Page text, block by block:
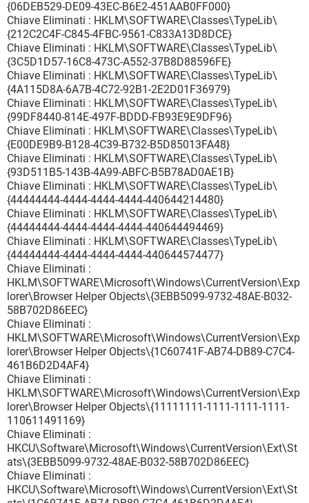
{06DEB529-DE09-43EC-B6E2-451AAB0FF000}
Chiave Eliminati : HKLM\SOFTWARE\Classes\TypeLib\
{212C2C4F-C845-4FBC-9561-C833A13D8DCE}
Chiave Eliminati : HKLM\SOFTWARE\Classes\TypeLib\
{3C5D1D57-16C8-473C-A552-37B8D88596FE}
Chiave Eliminati : HKLM\SOFTWARE\Classes\TypeLib\
{4A115D8A-6A7B-4C72-92B1-2E2D01F36979}
Chiave Eliminati : HKLM\SOFTWARE\Classes\TypeLib\
{99DF8440-814E-497F-BDDD-FB93E9E9DF96}
Chiave Eliminati : HKLM\SOFTWARE\Classes\TypeLib\
{E00DE9B9-B128-4C39-B732-B5D85013FA48}
Chiave Eliminati : HKLM\SOFTWARE\Classes\TypeLib\
{93D511B5-143B-4A99-ABFC-B5B78AD0AE1B}
Chiave Eliminati : HKLM\SOFTWARE\Classes\TypeLib\
{44444444-4444-4444-4444-440644214480}
Chiave Eliminati : HKLM\SOFTWARE\Classes\TypeLib\
{44444444-4444-4444-4444-440644494469}
Chiave Eliminati : HKLM\SOFTWARE\Classes\TypeLib\
{44444444-4444-4444-4444-440644574477}
Chiave Eliminati :
HKLM\SOFTWARE\Microsoft\Windows\CurrentVersion\Exp
lorer\Browser Helper Objects\{3EBB5099-9732-48AE-B032-
58B702D86EEC}
Chiave Eliminati :
HKLM\SOFTWARE\Microsoft\Windows\CurrentVersion\Exp
lorer\Browser Helper Objects\{1C60741F-AB74-DB89-C7C4-
461B6D2D4AF4}
Chiave Eliminati :
HKLM\SOFTWARE\Microsoft\Windows\CurrentVersion\Exp
lorer\Browser Helper Objects\{11111111-1111-1111-1111-
110611491169}
Chiave Eliminati :
HKCU\Software\Microsoft\Windows\CurrentVersion\Ext\St
ats\{3EBB5099-9732-48AE-B032-58B702D86EEC}
Chiave Eliminati :
HKCU\Software\Microsoft\Windows\CurrentVersion\Ext\St